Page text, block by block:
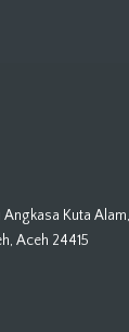
Angkasa Kuta
Aceh 24415